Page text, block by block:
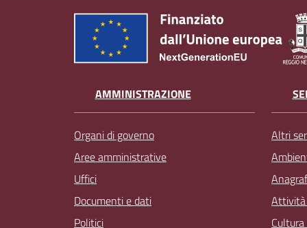
AMMINISTRAZIONE
Organi di governo
Aree amministrative
Uffici
Documenti e dati
Politici
Altri
Attività